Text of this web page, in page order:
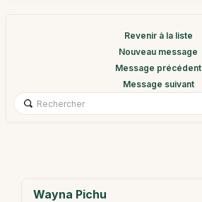
Revenir à la liste
Nouveau message
Message précédent
Message suivant
Wayna Pichu